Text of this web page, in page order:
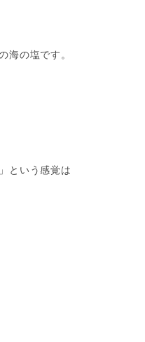
海の塩です。
という感覚は